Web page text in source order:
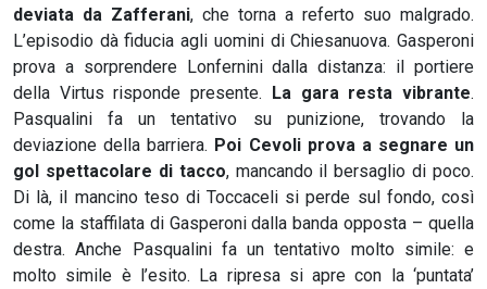
deviata da Zafferani, che torna a referto suo malgrado.
L’episodio dà fiducia agli uomini di Chiesanuova. Gasperoni
prova a sorprendere Lonfernini dalla distanza: il portiere
della Virtus risponde presente. La gara resta vibrante.
Pasqualini fa un tentativo su punizione, trovando la
deviazione della barriera. Poi Cevoli prova a segnare un
gol spettacolare di tacco, mancando il bersaglio di poco.
Di là, il mancino teso di Toccaceli si perde sul fondo, così
come la staffilata di Gasperoni dalla banda opposta – quella
destra. Anche Pasqualini fa un tentativo molto simile: e
molto simile è l’esito. La ripresa si apre con la ‘puntata’